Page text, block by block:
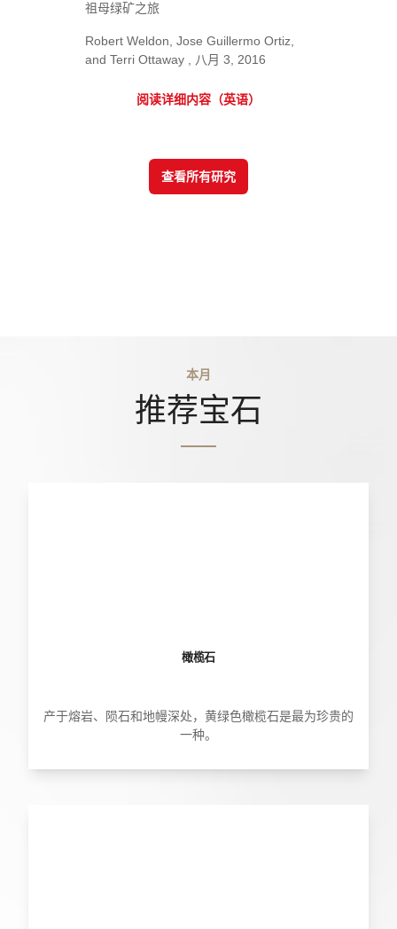
祖母绿矿之旅
Robert Weldon, Jose Guillermo Ortiz,
and Terri Ottaway , 八月 3, 2016
阅读详细内容（英语）
查看所有研究
本月
推荐宝石
橄榄石
产于熔岩、陨石和地幔深处，黄绿色橄榄石是最为珍贵的
一种。